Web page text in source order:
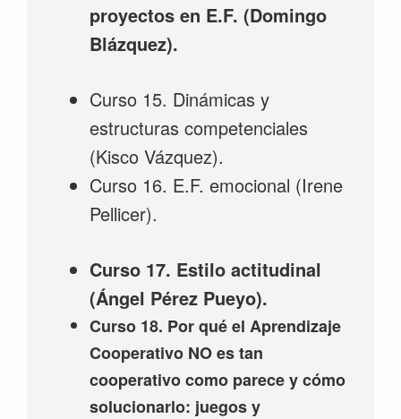
proyectos en E.F. (Domingo
Blázquez).
Curso 15. Dinámicas y
estructuras competenciales
(Kisco Vázquez).
Curso 16. E.F. emocional (Irene
Pellicer).
Curso 17. Estilo actitudinal
(Ángel Pérez Pueyo).
Curso 18. Por qué el Aprendizaje
Cooperativo NO es tan
cooperativo como parece y cómo
solucionarlo: juegos y